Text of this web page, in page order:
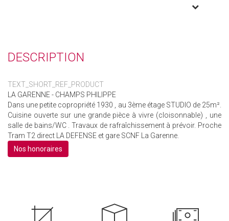
DESCRIPTION
TEXT_SHORT_REF_PRODUCT
LA GARENNE - CHAMPS PHILIPPE
Dans une petite copropriété 1930 , au 3ème étage STUDIO de 25m².
Cuisine ouverte sur une grande pièce à vivre (cloisonnable) , une
salle de bains/WC . Travaux de rafraîchissement à prévoir. Proche
Tram T2 direct LA DEFENSE et gare SCNF La Garenne.
Nos honoraires